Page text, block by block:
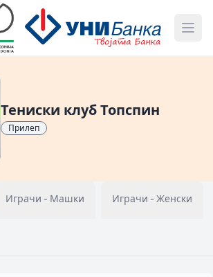
Тениски клуб Топспин
Прилеп
Играчи - Машки Играчи - Женски